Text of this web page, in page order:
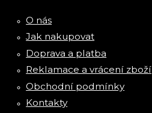
O nás
Jak nakupovat
Doprava a platba
Reklamace a vrácení zboží
Obchodní podmínky
Kontakty